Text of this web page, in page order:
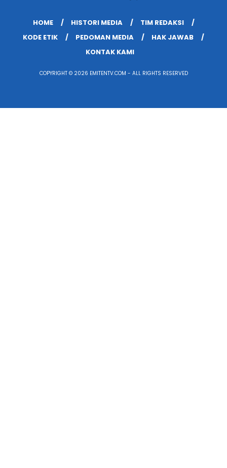
HOME HISTORI MEDIA
TIM REDAKSI
KODE ETIK
PEDOMAN MEDIA
HAK JAWAB
KONTAK KAMI
COPYRIGHT © 2026 EMITENTV.COM - ALL RIGHTS RESERVED